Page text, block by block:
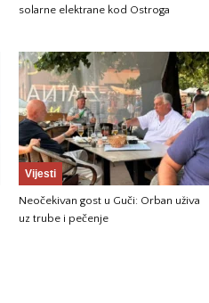
solarne elektrane kod Ostroga
Vijesti
Neočekivan gost u Guči: Orban uživa
uz trube i pečenje